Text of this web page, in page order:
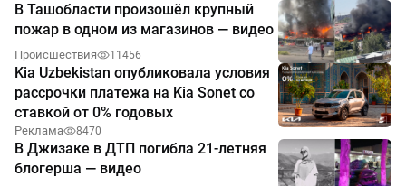
В Ташобласти произошёл крупный
пожар в одном из магазинов — видео
Происшествия 11456
Kia Uzbekistan опубликовала условия
рассрочки платежа на Kia Sonet со
ставкой от 0% годовых
Реклама 8470
В Джизаке в ДТП погибла 21-летняя
блогерша — видео